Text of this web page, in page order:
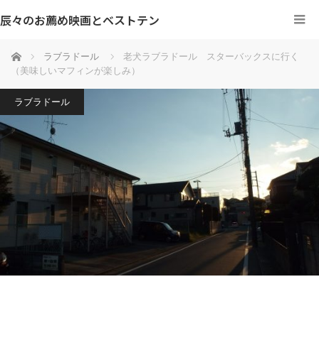
辰々のお薦め映画とベストテン
ホーム ラブラドール
老犬ラブラドール スターバックスに行く
（美味しいマフィンが楽しみ）
ラブラドール